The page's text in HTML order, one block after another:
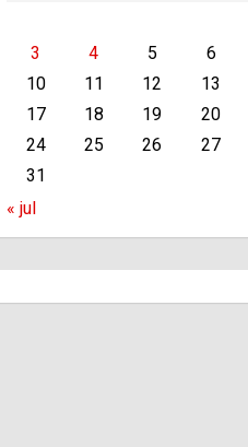
3
4 5 6
10
11 12 13
17
18 19 20
24
25 26 27
31
« jul